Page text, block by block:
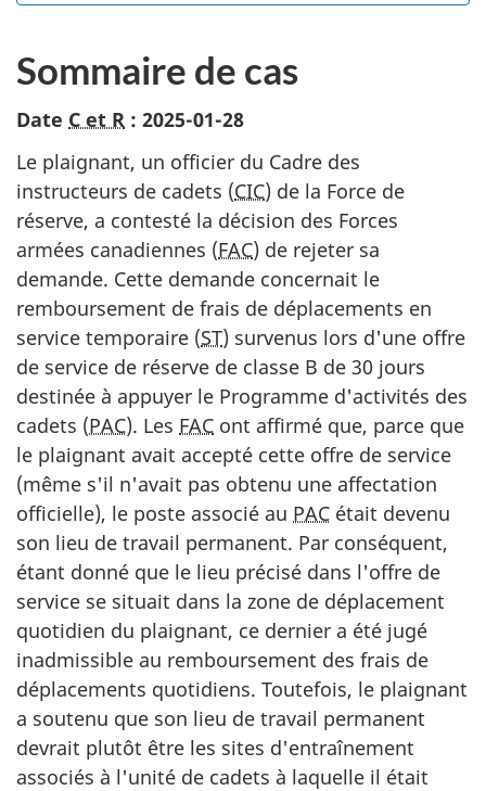
Sommaire de cas
Date C et R : 2025-01-28
Le plaignant, un officier du Cadre des
instructeurs de cadets (CIC) de la Force de
réserve, a contesté la décision des Forces
armées canadiennes (FAC) de rejeter sa
demande. Cette demande concernait le
remboursement de frais de déplacements en
service temporaire (ST) survenus lors d'une offre
de service de réserve de classe B de 30 jours
destinée à appuyer le Programme d'activités des
cadets (PAC). Les FAC ont affirmé que, parce que
le plaignant avait accepté cette offre de service
(même s'il n'avait pas obtenu une affectation
officielle), le poste associé au PAC était devenu
son lieu de travail permanent. Par conséquent,
étant donné que le lieu précisé dans l'offre de
service se situait dans la zone de déplacement
quotidien du plaignant, ce dernier a été jugé
inadmissible au remboursement des frais de
déplacements quotidiens. Toutefois, le plaignant
a soutenu que son lieu de travail permanent
devrait plutôt être les sites d'entraînement
associés à l'unité de cadets à laquelle il était